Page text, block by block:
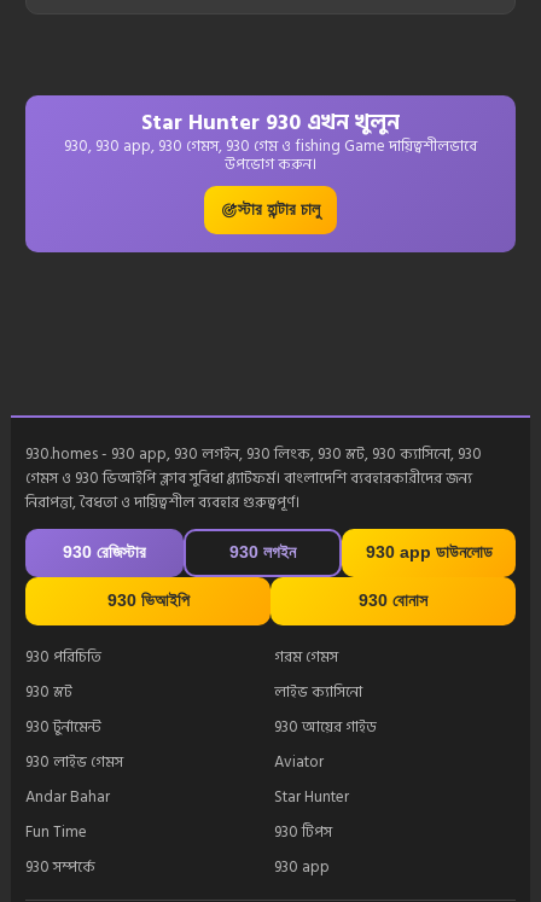
Star Hunter 930 এখন খুলুন
930, 930 app, 930 গেমস, 930 গেম ও fishing Game দায়িত্বশীলভাবে
উপভোগ করুন।
স্টার হান্টার চালু
930.homes - 930 app, 930 লগইন, 930 লিংক, 930 স্লট, 930 ক্যাসিনো, 930
গেমস ও 930 ভিআইপি ক্লাব সুবিধা প্ল্যাটফর্ম। বাংলাদেশি ব্যবহারকারীদের জন্য
নিরাপত্তা, বৈধতা ও দায়িত্বশীল ব্যবহার গুরুত্বপূর্ণ।
930 রেজিস্টার 930 লগইন 930 app ডাউনলোড
930 ভিআইপি 930 বোনাস
930 পরিচিতি
গরম গেমস
930 স্লট
লাইভ ক্যাসিনো
930 টুর্নামেন্ট
930 আয়ের গাইড
930 লাইভ গেমস
Aviator
Andar Bahar
Star Hunter
Fun Time
930 টিপস
930 সম্পর্কে
930 app